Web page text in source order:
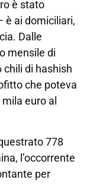
è stato
è ai domiciliari,
Dalle
mensile di
di hashish
che poteva
euro al
778
l’occorrente
per